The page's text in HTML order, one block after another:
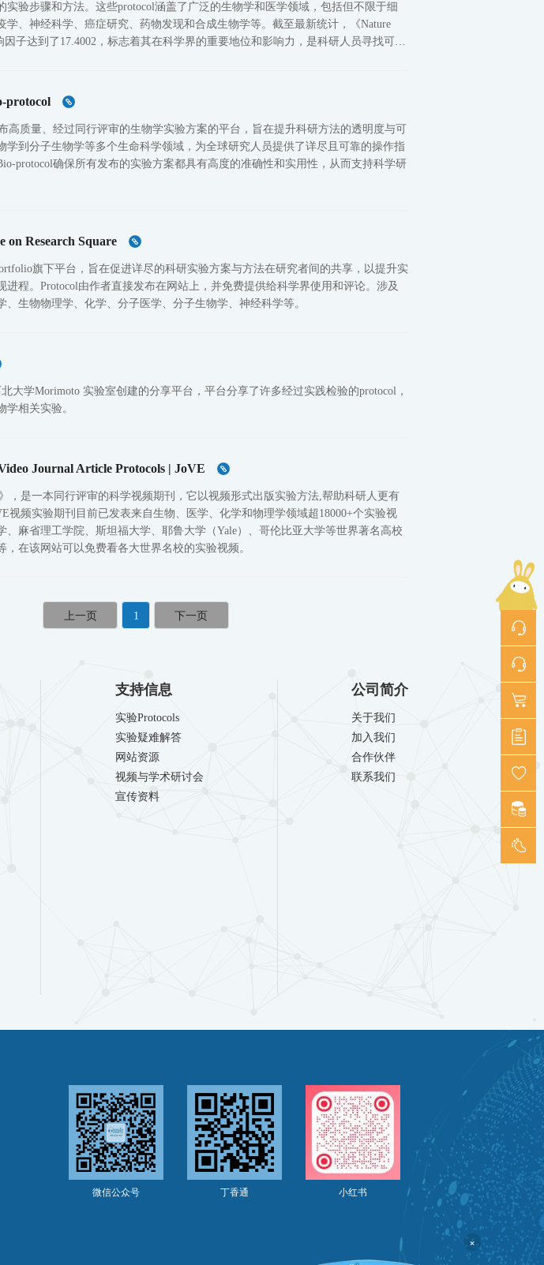
实验步骤和方法。这些protocol涵盖了广泛的生物学和医学领域，包括但不限于细
学、神经科学、癌症研究、药物发现和合成生物学等。截至最新统计，《Nature
因子达到了17.4002，标志着其在科学界的重要地位和影响力，是科研人员寻找可靠
protocol
高质量、经过同行评审的生物学实验方案的平台，旨在提升科研方法的透明度与可
学到分子生物学等多个生命科学领域，为全球研究人员提供了详尽且可靠的操作指
protocol确保所有发布的实验方案都具有高度的准确性和实用性，从而支持科学研
on Research Square
旗下平台，旨在促进详尽的科研实验方案与方法在研究者间的共享，以提升实
进程。Protocol由作者直接发布在网站上，并免费提供给科学界使用和评论。涉及
、生物物理学、化学、分子医学、分子生物学、神经科学等。
大学Morimoto 实验室创建的分享平台，平台分享了许多经过实践检验的protocol，
学相关实验。
Journal Article Protocols | JoVE
，是一本同行评审的科学视频期刊，它以视频形式出版实验方法,帮助科研人更有
视频实验期刊目前已发表来自生物、医学、化学和物理学领域超18000+个实验视
、麻省理工学院、斯坦福大学、耶鲁大学（Yale）、哥伦比亚大学等世界著名高校
，在该网站可以免费看各大世界名校的实验视频。
1
支持信息
实验Protocols
实验疑难解答
网站资源
视频与学术研讨会
宣传资料
公司简介
关于我们
加入我们
合作伙伴
联系我们
微信公众号 丁香通 小红书
×